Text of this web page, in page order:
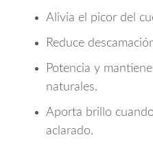
Alivia el picor del
Reduce
Potencia y
naturales.
Aporta brillo
aclarado.